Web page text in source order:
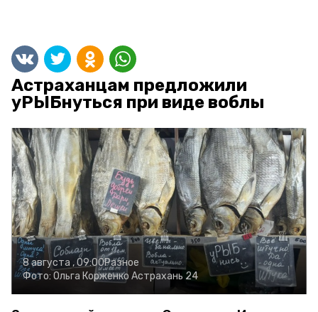
Астраханцам предложили
уРЫБнуться при виде воблы
8 августа , 09:00Разное
Фото: Ольга Корженко Астрахань 24